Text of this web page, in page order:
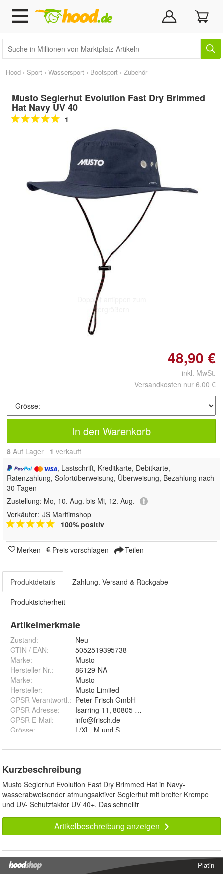
Hood › Sport › Wassersport › Bootsport › Zubehör
Musto Seglerhut Evolution Fast Dry Brimmed
Hat Navy UV 40
1
Doppelt antippen zum
vergrößern
48,90 €
inkl. MwSt.
Versandkosten nur 6,00 €
In den Warenkorb
8 Auf Lager 1 verkauft
, Lastschrift, Kreditkarte, Debitkarte,
Ratenzahlung, Sofortüberweisung, Überweisung, Bezahlung nach
30 Tagen
Zustellung: Mo, 10. Aug. bis Mi, 12. Aug.
Verkäufer: JS Maritimshop
100% positiv
Merken Preis vorschlagen Teilen
Produktdetails Zahlung, Versand & Rückgabe
Produktsicherheit
Artikelmerkmale
Zustand:
Neu
GTIN / EAN:
5052519395738
Marke:
Musto
Hersteller Nr.:
86129-NA
Marke:
Musto
Hersteller:
Musto Limited
GPSR Verantwortl.: Peter Frisch GmbH
GPSR Adresse:
Isarring 11, 80805 München
GPSR E-Mail:
info@frisch.de
Grösse: L/XL, M und S
Kurzbeschreibung
Musto Seglerhut Evolution Fast Dry Brimmed Hat in Navy-
wasserabweisender atmungsaktiver Seglerhut mit breiter Krempe
und UV- Schutzfaktor UV 40+. Das schnelltr
Artikelbeschreibung anzeigen
Platin